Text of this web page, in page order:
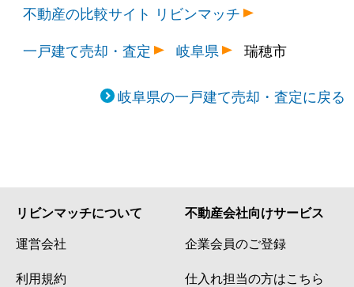
不動産の比較サイト リビンマッチ
一戸建て売却・査定
岐阜県 瑞穂市
岐阜県の一戸建て売却・査定に戻る
リビンマッチについて
運営会社
利用規約
不動産会社向けサービス
企業会員のご登録
仕入れ担当の方はこちら